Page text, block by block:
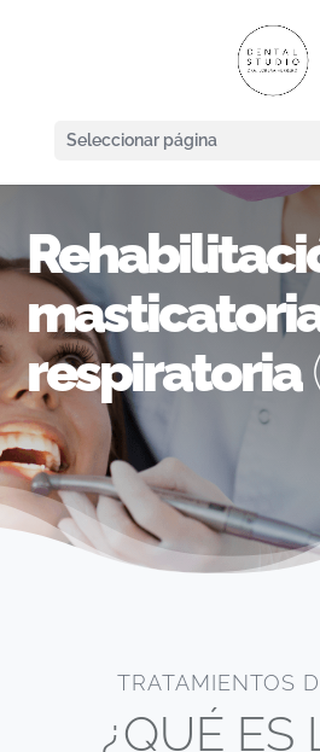
Seleccionar página
respiratoria
TRATAMIENTOS
¿QUÉ ES